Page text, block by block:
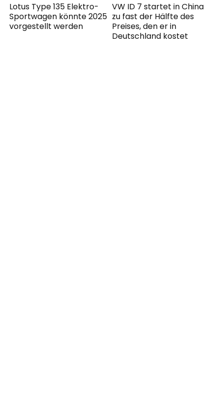
Lotus Type 135 Elektro-
Sportwagen könnte 2025
vorgestellt werden
VW ID 7 startet in China
zu fast der Hälfte des
Preises, den er in
Deutschland kostet